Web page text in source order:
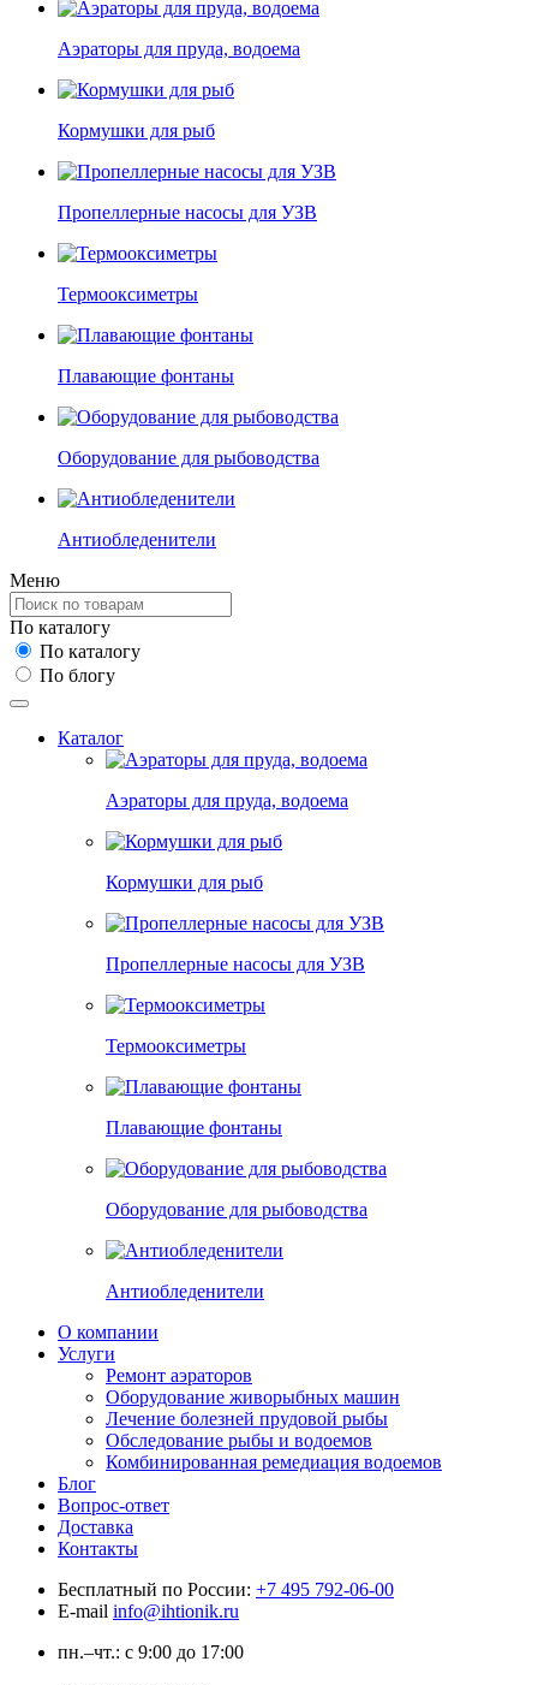
Аэраторы для пруда, водоема
Кормушки для рыб
Пропеллерные насосы для УЗВ
Термооксиметры
Плавающие фонтаны
Оборудование для рыбоводства
Антиобледенители
Меню
По каталогу
По каталогу
По блогу
Каталог
Аэраторы для пруда, водоема
Кормушки для рыб
Пропеллерные насосы для УЗВ
Термооксиметры
Плавающие фонтаны
Оборудование для рыбоводства
Антиобледенители
О компании
Услуги
Ремонт аэраторов
Оборудование живорыбных машин
Лечение болезней прудовой рыбы
Обследование рыбы и водоемов
Комбинированная ремедиация водоемов
Блог
Вопрос-ответ
Доставка
Контакты
Бесплатный по России: +7 495 792-06-00
E-mail info@ihtionik.ru
пн.–чт.: с 9:00 до 17:00